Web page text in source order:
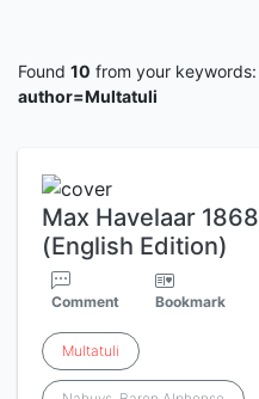
Found 10 from your keywords:
author=Multatuli
Max Havelaar 1868
(English Edition)
Comment Bookmark
Multatuli